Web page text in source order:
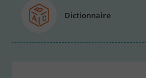
Dictionnaire